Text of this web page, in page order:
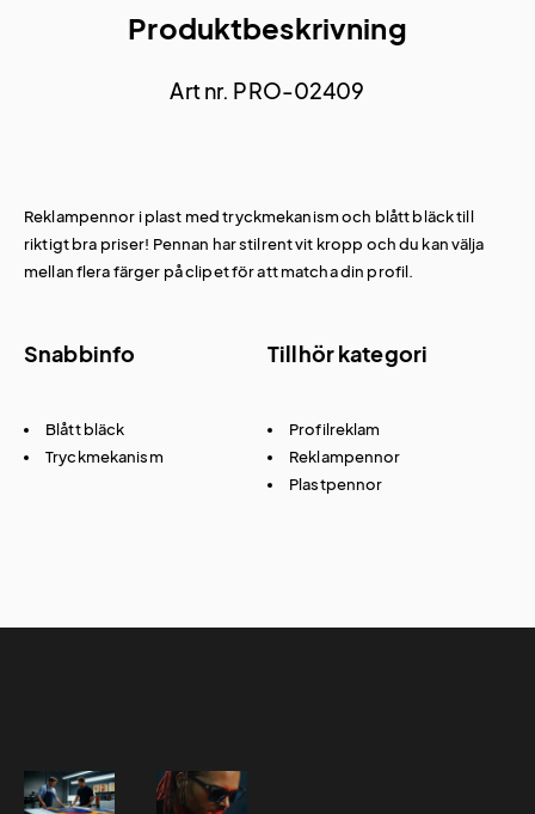
Produktbeskrivning
Art nr. PRO-02409
Reklampennor i plast med tryckmekanism och blått bläck till
riktigt bra priser! Pennan har stilrent vit kropp och du kan välja
mellan flera färger på clipet för att matcha din profil.
Snabbinfo
Blått bläck
Tryckmekanism
Tillhör kategori
Profilreklam
Reklampennor
Plastpennor